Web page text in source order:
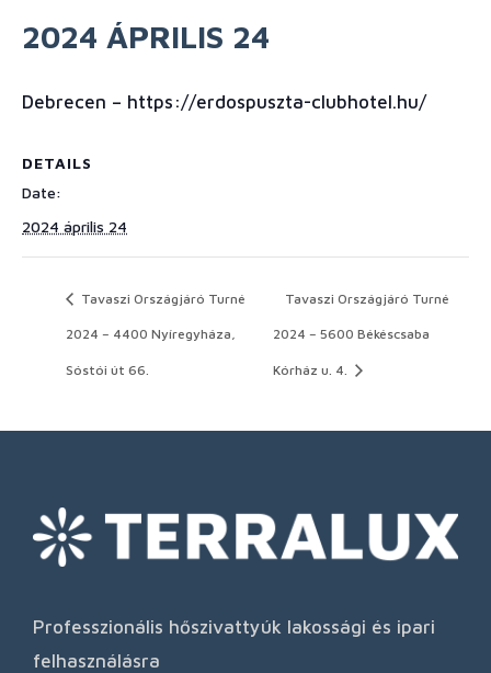
2024 ÁPRILIS 24
Debrecen – https://erdospuszta-clubhotel.hu/
DETAILS
Date:
2024 április 24
Tavaszi Országjáró Turné
2024 – 4400 Nyíregyháza,
Sóstói út 66.
Tavaszi Országjáró Turné
2024 – 5600 Békéscsaba
Kórház u. 4.
Professzionális hőszivattyúk lakossági és ipari
felhasználásra